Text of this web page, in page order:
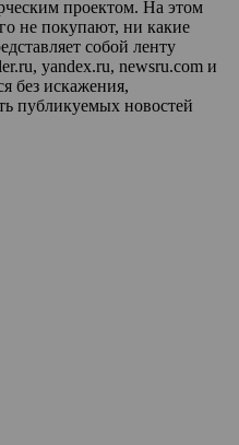
проектом. На этом
не покупают, ни какие
собой ленту
yandex.ru, newsru.com и
без искажения,
публикуемых новостей